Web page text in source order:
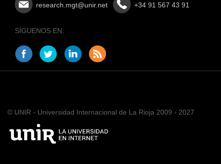
research.mgt@unir.net +34 91 567 43 91
SÍGUENOS EN:
© UNIR - Universidad Internacional de La Rioja 2009 - 2027